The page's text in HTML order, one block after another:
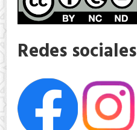
Redes sociales